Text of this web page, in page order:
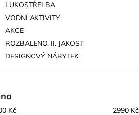
LUKOSTŘELBA
VODNÍ AKTIVITY
AKCE
ROZBALENO, II. JAKOST
DESIGNOVÝ NÁBYTEK
Kč 2990 Kč